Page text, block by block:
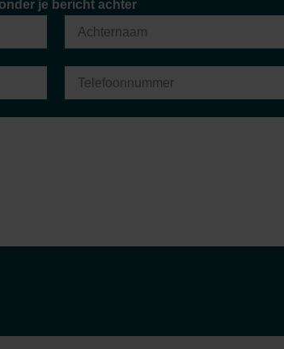
je bericht achter
Accountants, kan ik van week tot
Ik ervaar een zeer lage drempel om
Cas Rustemeijer